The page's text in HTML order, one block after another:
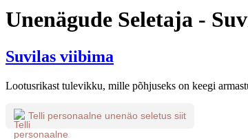
Unenägude Seletaja -
Suvilas viibima
Lootusrikast tulevikku, mille põhjuseks on keegi
Telli personaalne unenäo seletus siit